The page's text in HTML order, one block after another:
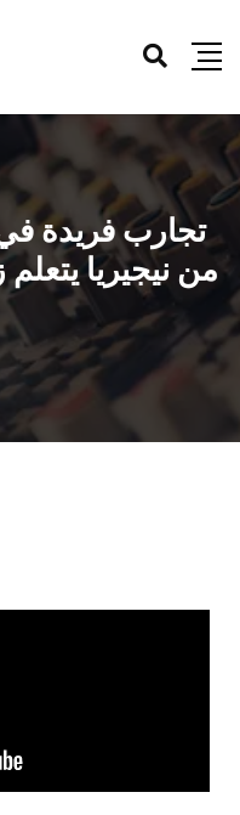
تجارب فريدة
من نيجيريا